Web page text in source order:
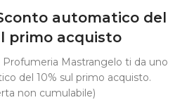
automatico del
primo acquisto
Profumeria Mastrangelo ti da uno
del 10% sul primo acquisto.
non cumulabile)